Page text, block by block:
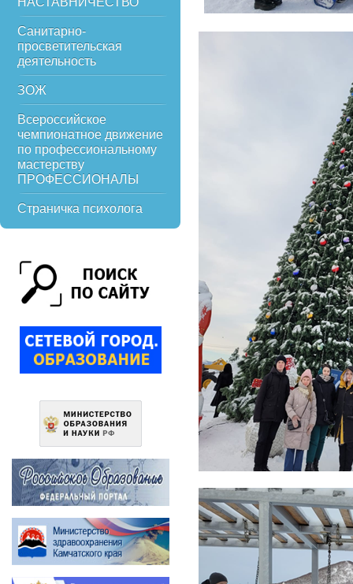
Санитарно-
просветительская
деятельность
ЗОЖ
Всероссийское
чемпионатное движение
по профессиональному
мастерству
ПРОФЕССИОНАЛЫ
Страничка психолога